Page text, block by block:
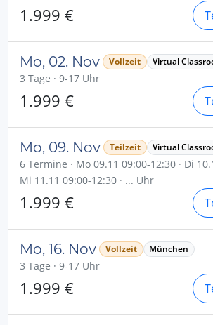
1.999 €
Mo, 02. Nov Vollzeit Virtual
3 Tage · 9-17 Uhr
1.999 €
Mo, 09. Nov Teilzeit Virtual
6 Termine · Mo 09.11 09:00-12:30 · Di
Mi 11.11 09:00-12:30 · ... Uhr
1.999 €
Mo, 16. Nov Vollzeit München
3 Tage · 9-17 Uhr
1.999 €